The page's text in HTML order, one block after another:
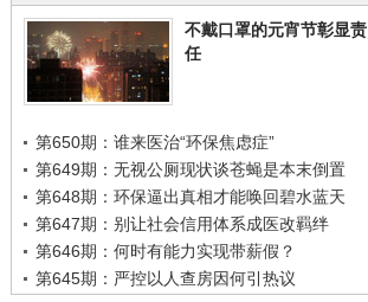
不戴口罩的元宵节彰显责
任
第650期：谁来医治“环保焦虑症”
第649期：无视公厕现状谈苍蝇是本末倒置
第648期：环保逼出真相才能唤回碧水蓝天
第647期：别让社会信用体系成医改羁绊
第646期：何时有能力实现带薪假？
第645期：严控以人查房因何引热议